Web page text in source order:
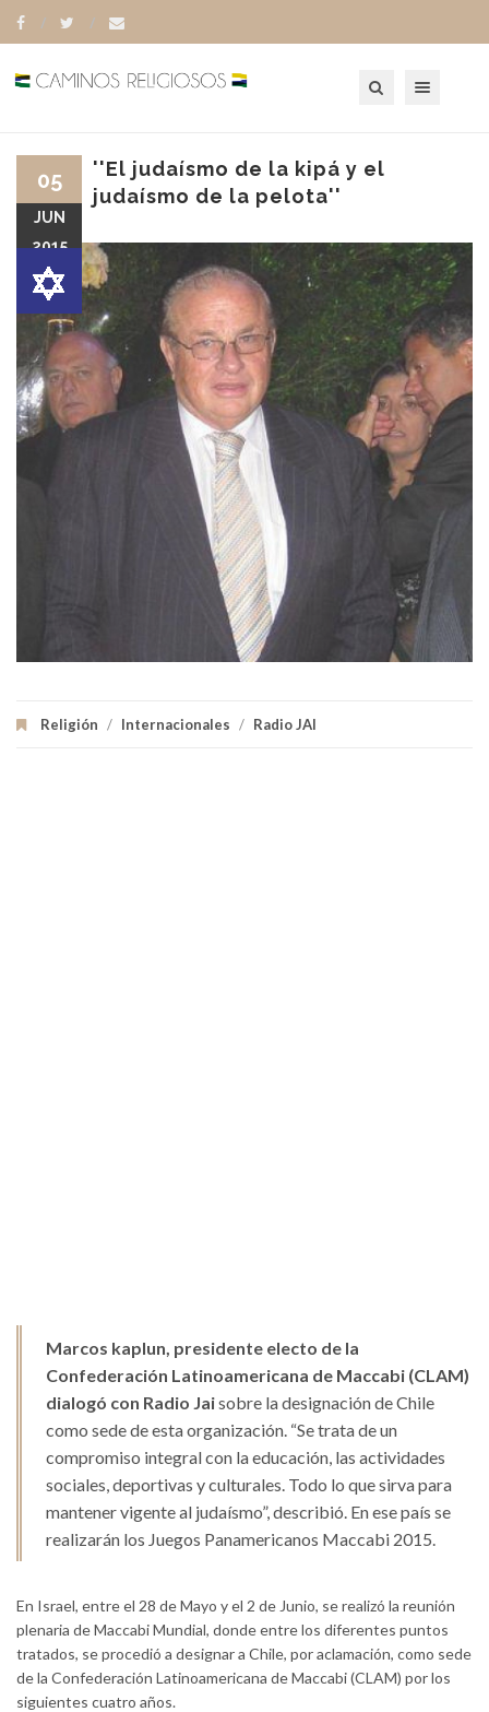
''El judaísmo de la kipá y el
judaísmo de la pelota''
Religión / Internacionales / Radio JAI
05
JUN
2015
Marcos kaplun, presidente electo de la
Confederación Latinoamericana de Maccabi (CLAM)
dialogó con Radio Jaisobre la designación de Chile
como sede de esta organización. “Se trata de un
compromiso integral con la educación, las actividades
sociales, deportivas y culturales. Todo lo que sirva para
mantener vigente al judaísmo”, describió. En ese país se
realizarán los Juegos Panamericanos Maccabi 2015.
En Israel, entre el 28 de Mayo y el 2 de Junio, se realizó la reunión
plenaria de Maccabi Mundial, donde entre los diferentes puntos
tratados, se procedió a designar a Chile, por aclamación, como sede
de la Confederación Latinoamericana de Maccabi (CLAM) por los
siguientes cuatro años.